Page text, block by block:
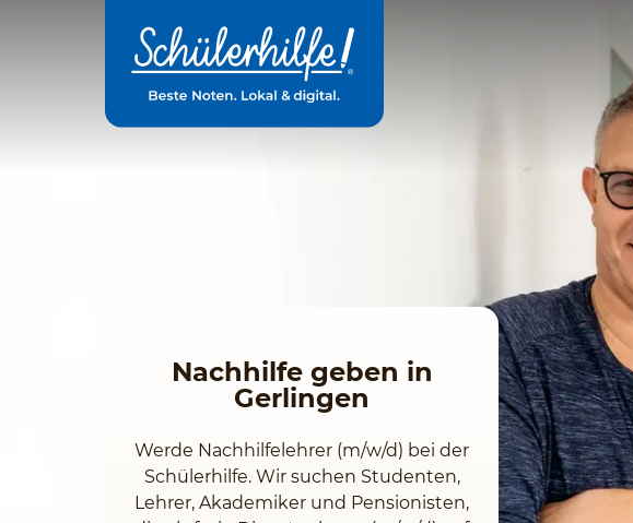
Nachhilfe geben in
Gerlingen
Werde Nachhilfelehrer (m/w/d) bei der
Schülerhilfe. Wir suchen Studenten,
Lehrer, Akademiker und Pensionisten,